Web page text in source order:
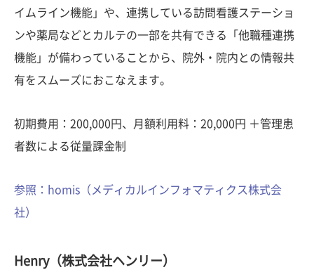
イムライン機能」や、連携している訪問看護ステーショ
ンや薬局などとカルテの一部を共有できる「他職種連携
機能」が備わっていることから、院外・院内との情報共
有をスムーズにおこなえます。
初期費用：200,000円、月額利用料：20,000円 ＋管理患
者数による従量課金制
参照：homis（メディカルインフォマティクス株式会
社）
Henry（株式会社ヘンリー）